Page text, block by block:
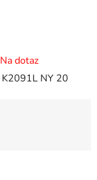
Na dotaz
K2091L NY 20